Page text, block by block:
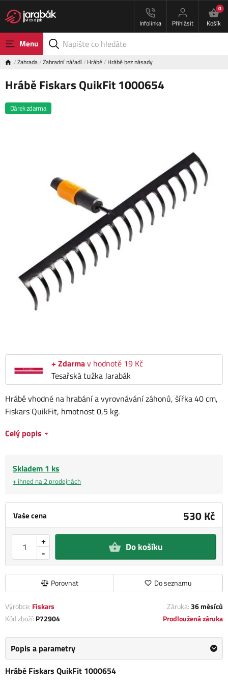
Infolinka Přihlásit
0
Košík
Menu
Zahrada Zahradní nářadí Hrábě Hrábě bez násady
Hrábě Fiskars QuikFit 1000654
Dárek zdarma
+ Zdarmav hodnotě 19 Kč
Tesařská tužka Jarabák
Vaše cena 530 Kč
-
+ Do košíku
Porovnat Do seznamu
Hrábě vhodné na hrabání a vyrovnávání záhonů, šířka 40 cm,
Fiskars QuikFit, hmotnost 0,5 kg.
Celý popis
Skladem 1 ks
+ ihned na 2 prodejnách
Výrobce: Fiskars Záruka:36 měsíců
Kód zboží: P72904 Prodloužená záruka
Popis a parametry
Hrábě Fiskars QuikFit 1000654